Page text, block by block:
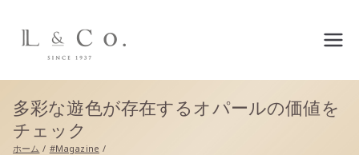
L&co.（エルアンドコー）公
多彩な遊色が存在するオパールの価値を
チェック
ホーム
#Magazine